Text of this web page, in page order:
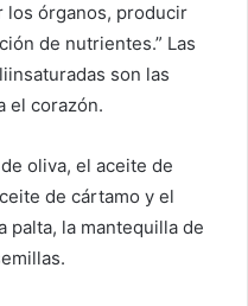
los órganos, producir
de nutrientes.” Las
son las
el corazón.
oliva, el aceite de
de cártamo y el
palta, la mantequilla de